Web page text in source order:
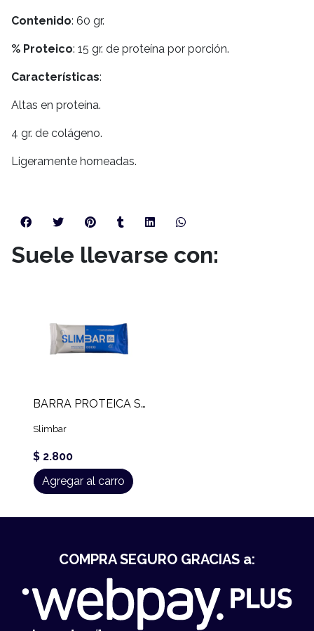
Contenido: 60 gr.
% Proteico: 15 gr. de proteína por porción.
Características:
Altas en proteína.
4 gr. de colágeno.
Ligeramente horneadas.
Suele llevarse con:
BARRA PROTEICA SLIMBAR (60 GR)
Slimbar
$ 2.800
Agregar al carro
COMPRA SEGURO GRACIAS a: